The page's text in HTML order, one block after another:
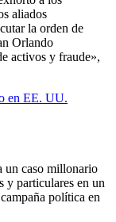
aliados
la orden de
Orlando
activos y fraude»,
en EE. UU.
un caso millonario
y particulares en un
política en